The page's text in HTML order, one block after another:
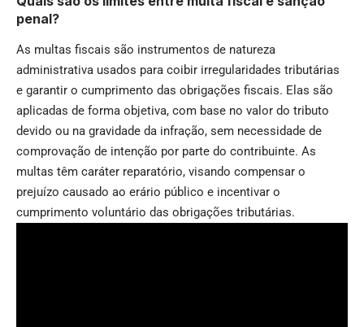
penal?
As multas fiscais são instrumentos de natureza
administrativa usados para coibir irregularidades tributárias
e garantir o cumprimento das obrigações fiscais. Elas são
aplicadas de forma objetiva, com base no valor do tributo
devido ou na gravidade da infração, sem necessidade de
comprovação de intenção por parte do contribuinte. As
multas têm caráter reparatório, visando compensar o
prejuízo causado ao erário público e incentivar o
cumprimento voluntário das obrigações tributárias.